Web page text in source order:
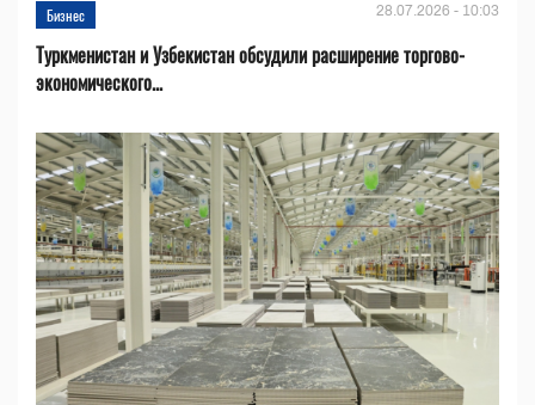
Бизнес 28.07.2026 - 10:03
Туркменистан и Узбекистан обсудили расширение торгово-
экономического...